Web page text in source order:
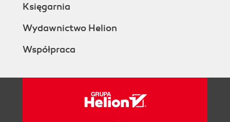
Księgarnia
Wydawnictwo Helion
Współpraca